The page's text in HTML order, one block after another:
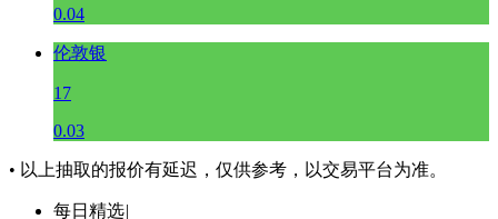
0.04
伦敦银
17
0.03
• 以上抽取的报价有延迟，仅供参考，以交易平台为准。
每日精选|